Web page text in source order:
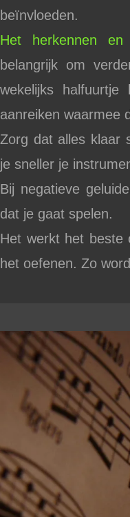
beïnvloeden.
Het herkennen
belangrijk om
wekelijks
aanreiken waarmee
Zorg dat alles klaar
je sneller je
Bij negatieve
dat je gaat spelen.
Het werkt het beste
het oefenen. Zo